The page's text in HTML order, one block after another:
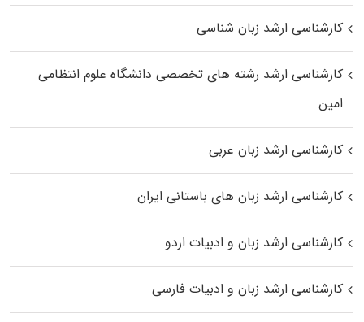
کارشناسی ارشد زبان شناسی
کارشناسی ارشد رﺷﺘﻪ ﻫﺎی تخصصی داﻧﺸﮕﺎه ﻋﻠﻮم انتظامی
اﻣﻴﻦ
کارشناسی ارشد زبان عربی
کارشناسی ارشد زبان‌ های باستانی ایران
کارشناسی ارشد زبان و ادبیات اردو
کارشناسی ارشد زبان و ادبیات فارسی